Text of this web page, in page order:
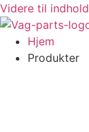
Videre til indhold
Hjem
Produkter